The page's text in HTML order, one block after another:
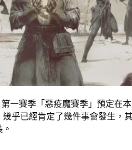
一賽季「惡疫魔賽季」預定在
乎已經肯定了幾件事會發生，